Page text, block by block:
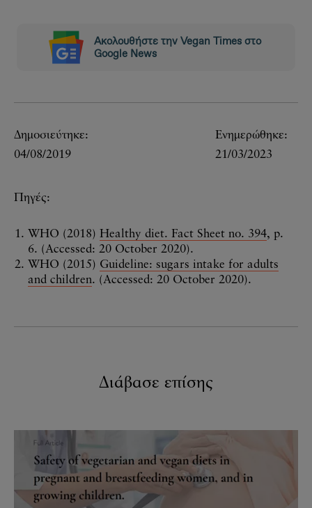
Ακολουθήστε την Vegan Times στο
Google News
Δημοσιεύτηκε:
04/08/2019
Ενημερώθηκε:
21/03/2023
Πηγές:
WHO (2018) Healthy diet. Fact Sheet no. 394, p.
6. (Accessed: 20 October 2020).
WHO (2015) Guideline: sugars intake for adults
and children. (Accessed: 20 October 2020).
Διάβασε επίσης